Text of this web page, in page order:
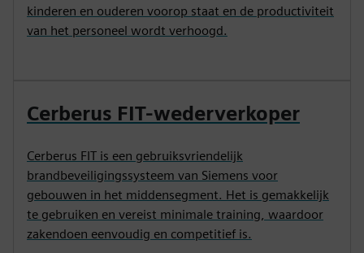
kinderen en ouderen voorop staat en de productiviteit
van het personeel wordt verhoogd.
Cerberus FIT-wederverkoper
Cerberus FIT is een gebruiksvriendelijk
brandbeveiligingssysteem van Siemens voor
gebouwen in het middensegment. Het is gemakkelijk
te gebruiken en vereist minimale training, waardoor
zakendoen eenvoudig en competitief is.